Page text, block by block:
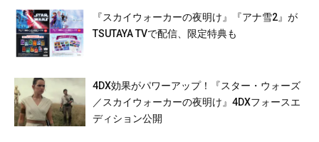
／永宝千晶／津田健次郎／杉村憲司／小松史
法／甲斐田裕子／金子由之／岩崎ひろし／青
森伸 ほか
『スカイウォーカーの夜明け』『アナ雪2』が
TSUTAYA TVで配信、限定特典も
4DX効果がパワーアップ！『スター・ウォーズ
／スカイウォーカーの夜明け』4DXフォースエ
ディション公開